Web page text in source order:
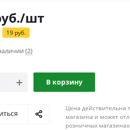
/шт
19 руб.
(2)
В корзину
Цена действительна
магазина и может
розничных магазинах